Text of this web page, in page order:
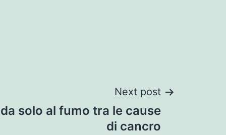
Next post
solo al fumo tra le cause
di cancro